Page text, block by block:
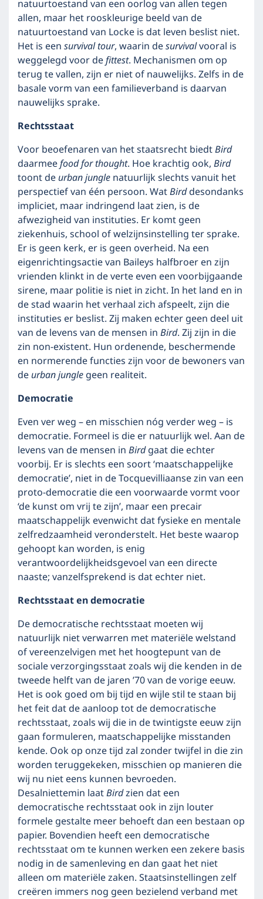
natuurtoestand van een oorlog van allen tegen
allen, maar het rooskleurige beeld van de
natuurtoestand van Locke is dat leven beslist niet.
Het is eensurvival tour, waarin desurvivalvooral is
weggelegd voor defittest. Mechanismen om op
terug te vallen, zijn er niet of nauwelijks. Zelfs in de
basale vorm van een familieverband is daarvan
nauwelijks sprake.
Rechtsstaat
Voor beoefenaren van het staatsrecht biedtBird
daarmeefood for thought. Hoe krachtig ook,Bird
toont deurban junglenatuurlijk slechts vanuit het
perspectief van één persoon. WatBirddesondanks
impliciet, maar indringend laat zien, is de
afwezigheid van instituties. Er komt geen
ziekenhuis, school of welzijnsinstelling ter sprake.
Er is geen kerk, er is geen overheid. Na een
eigenrichtingsactie van Baileys halfbroer en zijn
vrienden klinkt in de verte even een voorbijgaande
sirene, maar politie is niet in zicht. In het land en in
de stad waarin het verhaal zich afspeelt, zijn die
instituties er beslist. Zij maken echter geen deel uit
van de levens van de mensen inBird. Zij zijn in die
zin non-existent. Hun ordenende, beschermende
en normerende functies zijn voor de bewoners van
deurban junglegeen realiteit.
Democratie
Even ver weg – en misschien nóg verder weg – is
democratie. Formeel is die er natuurlijk wel. Aan de
levens van de mensen inBirdgaat die echter
voorbij. Er is slechts een soort ‘maatschappelijke
democratie’, niet in de Tocquevilliaanse zin van een
proto-democratie die een voorwaarde vormt voor
‘de kunst om vrij te zijn’, maar een precair
maatschappelijk evenwicht dat fysieke en mentale
zelfredzaamheid veronderstelt. Het beste waarop
gehoopt kan worden, is enig
verantwoordelijkheidsgevoel van een directe
naaste; vanzelfsprekend is dat echter niet.
Rechtsstaat en democratie
De democratische rechtsstaat moeten wij
natuurlijk niet verwarren met materiële welstand
of vereenzelvigen met het hoogtepunt van de
sociale verzorgingsstaat zoals wij die kenden in de
tweede helft van de jaren ’70 van de vorige eeuw.
Het is ook goed om bij tijd en wijle stil te staan bij
het feit dat de aanloop tot de democratische
rechtsstaat, zoals wij die in de twintigste eeuw zijn
gaan formuleren, maatschappelijke misstanden
kende. Ook op onze tijd zal zonder twijfel in die zin
worden teruggekeken, misschien op manieren die
wij nu niet eens kunnen bevroeden.
Desalniettemin laatBirdzien dat een
democratische rechtsstaat ook in zijn louter
formele gestalte meer behoeft dan een bestaan op
papier. Bovendien heeft een democratische
rechtsstaat om te kunnen werken een zekere basis
nodig in de samenleving en dan gaat het niet
alleen om materiële zaken. Staatsinstellingen zelf
creëren immers nog geen bezielend verband met